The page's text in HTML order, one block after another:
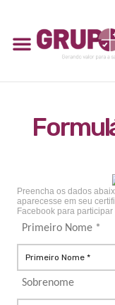
Preencha os dados
aparecesse em seu
Facebook para
Primeiro Nome *
Sobrenome